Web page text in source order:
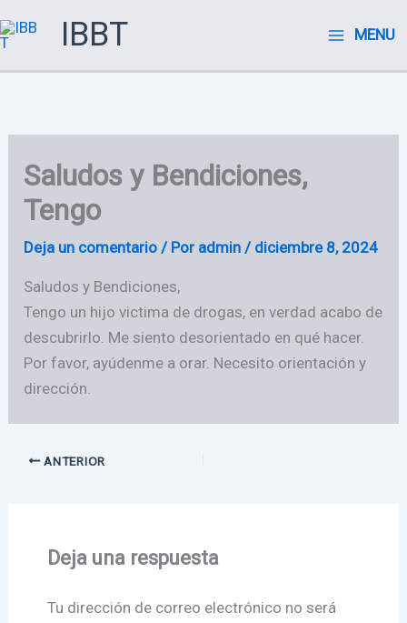
al
IBBT MENU
Saludos y Bendiciones,
Tengo
Deja un comentario / Por admin / diciembre 8, 2024
Saludos y Bendiciones,
Tengo un hijo victima de drogas, en verdad acabo de
descubrirlo. Me siento desorientado en qué hacer.
Por favor, ayúdenme a orar. Necesito orientación y
dirección.
ANTERIOR
Deja una respuesta
Tu dirección de correo electrónico no será